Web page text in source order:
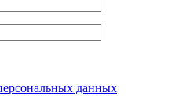
данных